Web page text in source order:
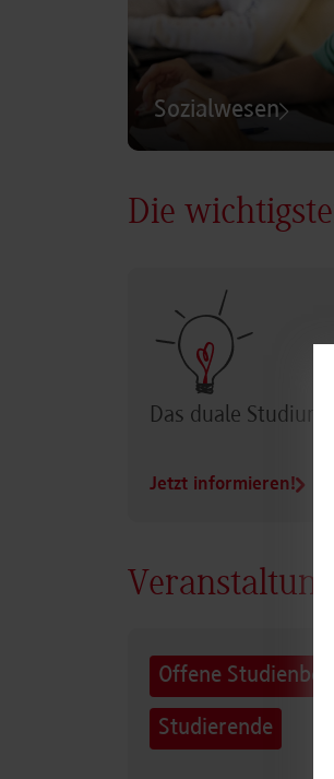
Sozialwesen
Die
Das duale Studium
Jetzt informieren!
Offene
Studierende